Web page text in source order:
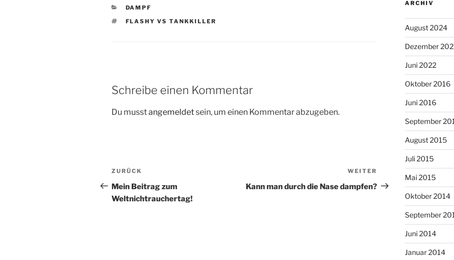
KATEGORIEN
DAMPF
SCHLAGWÖRTER
FLASHY VS TANKKILLER
Schreibe einen Kommentar
Du musstangemeldetsein, um einen Kommentar abzugeben.
Beitragsnavigation
Vorheriger
Beitrag
ZURÜCK
Mein Beitrag zum
Weltnichtrauchertag!
Beitrag
WEITER
Kann man durch die Nase dampfen?
ARCHIV
August 2024
Dezember
Juni 2022
Oktober 2016
Juni 2016
September
August 2015
Juli 2015
Mai 2015
Oktober 2014
September
Juni 2014
Januar 2014